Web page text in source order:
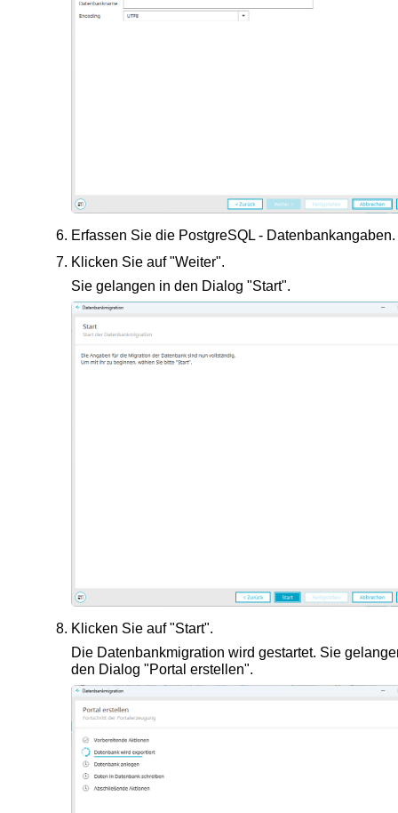
Erfassen Sie die PostgreSQL - Datenbankangaben.
Klicken Sie auf "Weiter".
Sie gelangen in den Dialog "Start".
Klicken Sie auf "Start".
Die Datenbankmigration wird gestartet. Sie
den Dialog "Portal erstellen".